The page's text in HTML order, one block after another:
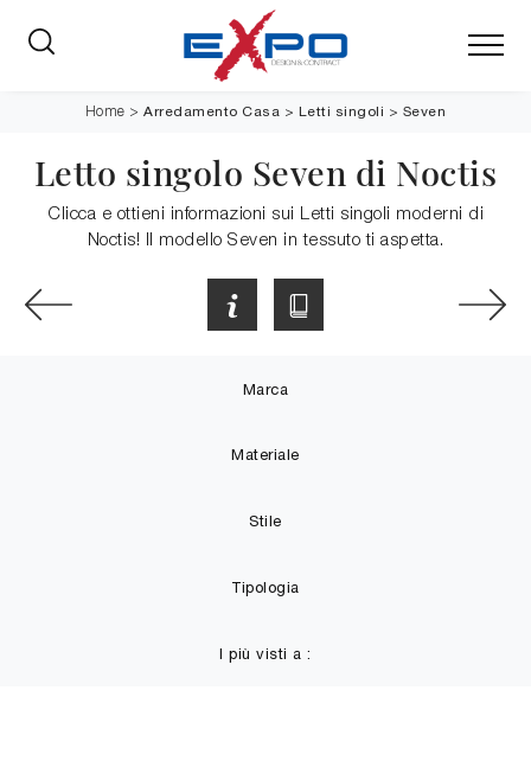
Home >Arredamento Casa > Letti singoli > Seven
Letto singolo Seven di Noctis
Clicca e ottieni informazioni sui Letti singoli moderni di
Noctis! Il modello Seven in tessuto ti aspetta.
Marca
Materiale
Stile
Tipologia
I più visti a :